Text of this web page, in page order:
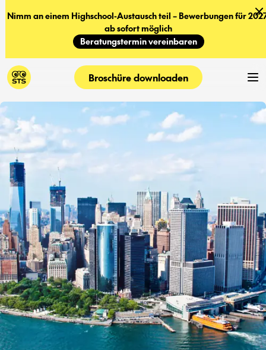
Nimm an einem Highschool-Austausch teil – Bewerbungen für
ab sofort möglich
Beratungstermin vereinbaren
Broschüre downloaden